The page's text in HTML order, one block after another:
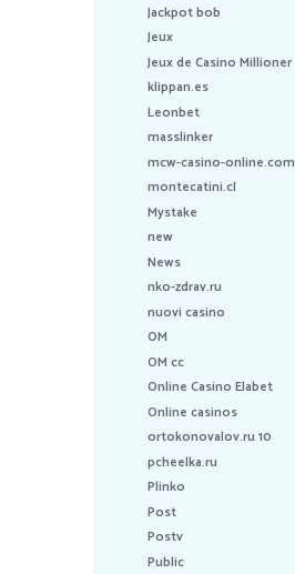
Jackpot bob
Jeux
Jeux de Casino Millioner
klippan.es
Leonbet
masslinker
mcw-casino-online.com
montecatini.cl
Mystake
new
News
nko-zdrav.ru
nuovi casino
OM
OM cc
Online Casino Elabet
Online casinos
ortokonovalov.ru 10
pcheelka.ru
Plinko
Post
Postv
Public